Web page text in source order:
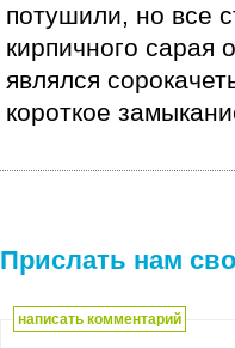
потушили, но все
кирпичного сарая
являлся
короткое
Прислать нам
написать комментарий